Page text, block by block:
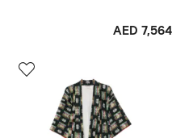
AED 7,564